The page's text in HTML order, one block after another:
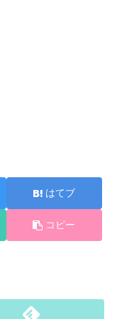
はてブ
コピー